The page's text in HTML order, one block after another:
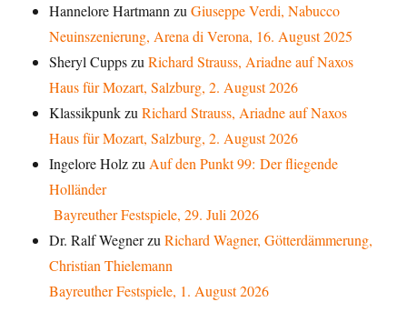
Hannelore HartmannzuGiuseppe Verdi, Nabucco
Neuinszenierung, Arena di Verona, 16. August 2025
Sheryl CuppszuRichard Strauss, Ariadne auf Naxos
Haus für Mozart, Salzburg, 2. August 2026
KlassikpunkzuRichard Strauss, Ariadne auf Naxos
Haus für Mozart, Salzburg, 2. August 2026
Ingelore HolzzuAuf den Punkt 99: Der fliegende
Holländer
Bayreuther Festspiele, 29. Juli 2026
Dr. Ralf WegnerzuRichard Wagner, Götterdämmerung,
Christian Thielemann
Bayreuther Festspiele, 1. August 2026